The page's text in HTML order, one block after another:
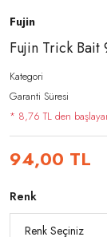
Fujin
Fujin Trick Bait
Kategori
Garanti Süresi
* 8,76 TL den
94,00 TL
Renk